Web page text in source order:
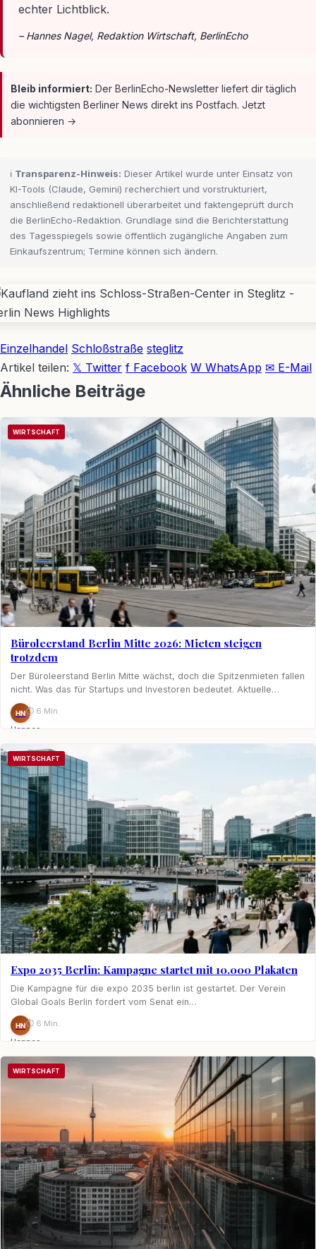
echter Lichtblick.
– Hannes Nagel, Redaktion Wirtschaft, BerlinEcho
Bleib informiert: Der BerlinEcho-Newsletter liefert dir täglich
die wichtigsten Berliner News direkt ins Postfach. Jetzt
abonnieren →
ℹ️ Transparenz-Hinweis: Dieser Artikel wurde unter Einsatz von
KI-Tools (Claude, Gemini) recherchiert und vorstrukturiert,
anschließend redaktionell überarbeitet und faktengeprüft durch
die BerlinEcho-Redaktion. Grundlage sind die Berichterstattung
des Tagesspiegels sowie öffentlich zugängliche Angaben zum
Einkaufszentrum; Termine können sich ändern.
Einzelhandel Schloßstraße steglitz
Artikel teilen: 𝕏 Twitter f Facebook W WhatsApp ✉ E-Mail
Ähnliche Beiträge
WIRTSCHAFT
Büroleerstand Berlin Mitte 2026: Mieten steigen
trotzdem
Der Büroleerstand Berlin Mitte wächst, doch die Spitzenmieten fallen
nicht. Was das für Startups und Investoren bedeutet. Aktuelle…
HN
Hannes
⏱ 6 Min.
WIRTSCHAFT
Expo 2035 Berlin: Kampagne startet mit 10.000 Plakaten
Die Kampagne für die expo 2035 berlin ist gestartet. Der Verein
Global Goals Berlin fordert vom Senat ein…
HN
Hannes
Nagel
⏱ 6 Min.
WIRTSCHAFT